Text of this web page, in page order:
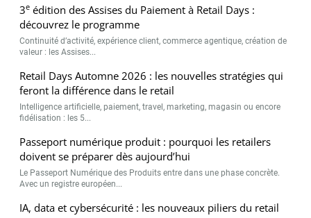
3e édition des Assises du Paiement à Retail Days :
découvrez le programme
Continuité d’activité, expérience client, commerce agentique, création de
valeur : les Assises...
Retail Days Automne 2026 : les nouvelles stratégies qui
feront la différence dans le retail
Intelligence artificielle, paiement, travel, marketing, magasin ou encore
fidélisation : les 5...
Passeport numérique produit : pourquoi les retailers
doivent se préparer dès aujourd’hui
Le Passeport Numérique des Produits entre dans une phase concrète.
Avec un registre européen...
IA, data et cybersécurité : les nouveaux piliers du retail